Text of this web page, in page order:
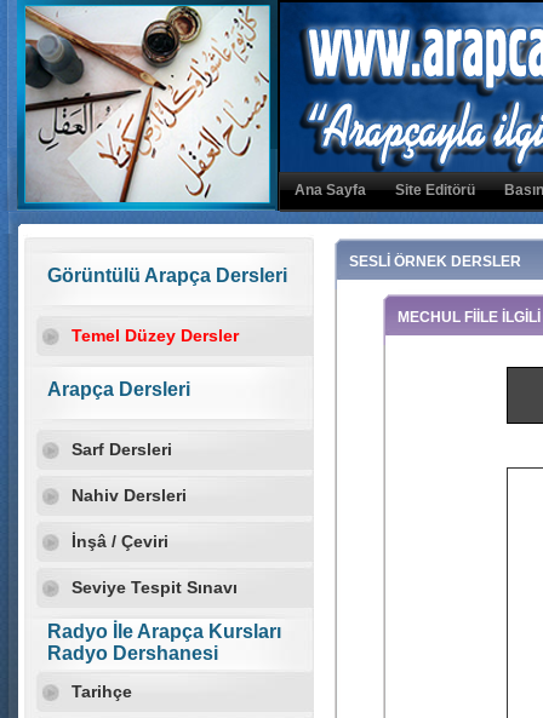
Ana Sayfa Site Editörü
Görüntülü Arapça Dersleri
Temel Düzey Dersler
Arapça Dersleri
Sarf Dersleri
Nahiv Dersleri
İnşâ / Çeviri
Seviye Tespit Sınavı
Radyo İle Arapça Kursları
Radyo Dershanesi
Tarihçe
SESLİ ÖRNEK DERSLER
MECHUL FİİLE